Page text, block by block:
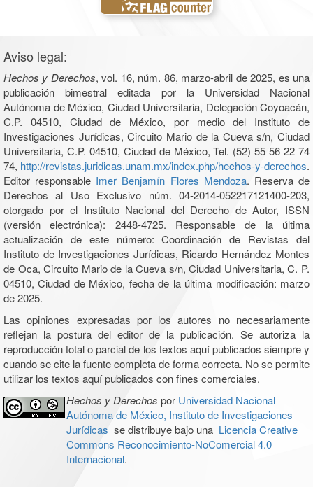
Aviso legal:
Hechos y Derechos, vol. 16, núm. 86, marzo-abril de 2025, es una
publicación bimestral editada por la Universidad Nacional
Autónoma de México, Ciudad Universitaria, Delegación Coyoacán,
C.P. 04510, Ciudad de México, por medio del Instituto de
Investigaciones Jurídicas, Circuito Mario de la Cueva s/n, Ciudad
Universitaria, C.P. 04510, Ciudad de México, Tel. (52) 55 56 22 74
74, http://revistas.juridicas.unam.mx/index.php/hechos-y-derechos.
Editor responsable Imer Benjamín Flores Mendoza. Reserva de
Derechos al Uso Exclusivo núm. 04-2014-052217121400-203,
otorgado por el Instituto Nacional del Derecho de Autor, ISSN
(versión electrónica): 2448-4725. Responsable de la última
actualización de este número: Coordinación de Revistas del
Instituto de Investigaciones Jurídicas, Ricardo Hernández Montes
de Oca, Circuito Mario de la Cueva s/n, Ciudad Universitaria, C. P.
04510, Ciudad de México, fecha de la última modificación: marzo
de 2025.
Las opiniones expresadas por los autores no necesariamente
reflejan la postura del editor de la publicación. Se autoriza la
reproducción total o parcial de los textos aquí publicados siempre y
cuando se cite la fuente completa de forma correcta. No se permite
utilizar los textos aquí publicados con fines comerciales.
Hechos y Derechos por Universidad Nacional
Autónoma de México, Instituto de Investigaciones
Jurídicas se distribuye bajo una Licencia Creative
Commons Reconocimiento-NoComercial 4.0
Internacional.